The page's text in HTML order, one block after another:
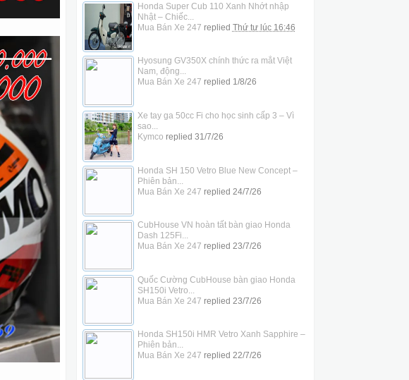
Honda Super Cub 110 Xanh Nhớt nhập
Nhật – Chiếc...
Mua Bán Xe 247 replied Thứ tư lúc 16:46
Hyosung GV350X chính thức ra mắt Việt
Nam, động...
Mua Bán Xe 247 replied 1/8/26
Xe tay ga 50cc Fi cho học sinh cấp 3 – Vì
sao...
Kymco replied 31/7/26
Honda SH 150 Vetro Blue New Concept –
Phiên bản...
Mua Bán Xe 247 replied 24/7/26
CubHouse VN hoàn tất bàn giao Honda
Dash 125Fi...
Mua Bán Xe 247 replied 23/7/26
Quốc Cường CubHouse bàn giao Honda
SH150i Vetro...
Mua Bán Xe 247 replied 23/7/26
Honda SH150i HMR Vetro Xanh Sapphire –
Phiên bản...
Mua Bán Xe 247 replied 22/7/26